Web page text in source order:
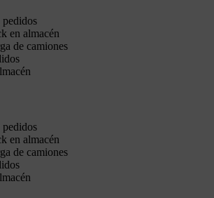
pedidos
en almacén
de camiones
pedidos
en almacén
de camiones